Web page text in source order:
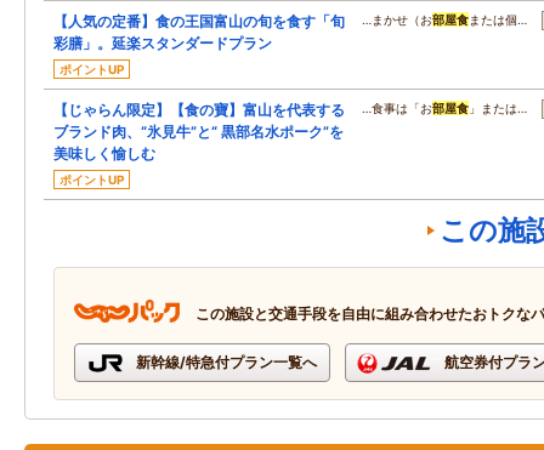
【人気の定番】食の王国富山の旬を食す「旬
彩膳」。延楽スタンダードプラン
ポイントUP
…まかせ（お部屋食または個…
【じゃらん限定】【食の寶】富山を代表する
ブランド肉、“氷見牛”と“ 黒部名水ポーク”を
美味しく愉しむ
ポイントUP
…食事は「お部屋食 」または…
この施
この施設と交通手段を自由に組み合わせたおトクな
新幹線/特急付プラン一覧へ 航空券付プラ